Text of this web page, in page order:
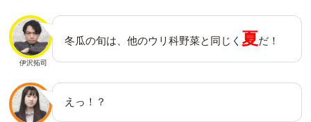
伊沢拓司
冬瓜の旬は、他のウリ科野菜と同じく 夏だ！
えっ！？